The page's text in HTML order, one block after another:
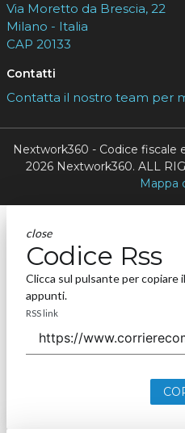
Via Moretto da Brescia, 22
Milano - Italia
CAP 20133
Contatti
Contatta il nostro team per
Nextwork360 - Codice fiscale
2026 Nextwork360. ALL
Mappa
close
Codice Rss
Clicca sul pulsante per copiare
appunti.
RSS link